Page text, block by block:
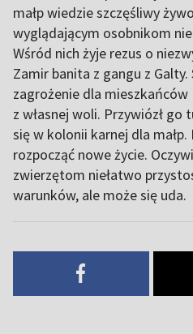
małp wiedzie szczęśliwy
wyglądającym osobnikom
Wśród nich żyje rezus o
Zamir banita z gangu z
zagrożenie dla mieszkańców
z własnej woli. Przywiózł go
się w kolonii karnej dla
rozpocząć nowe życie.
zwierzętom niełatwo
warunków, ale może się uda.